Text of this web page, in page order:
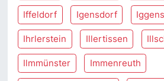
Iffeldorf Igensdorf
Ihrlerstein Illertissen
Ilmmünster Immenreuth